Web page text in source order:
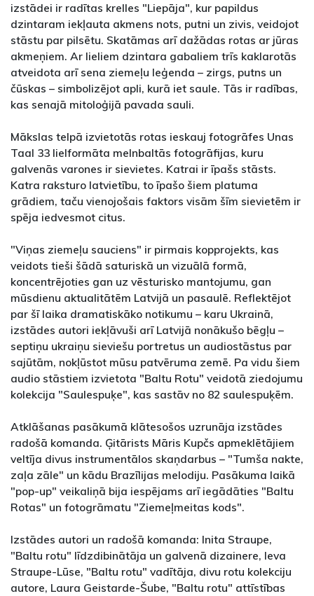
izstādei ir radītas krelles "Liepāja", kur papildus
dzintaram iekļauta akmens nots, putni un zivis, veidojot
stāstu par pilsētu. Skatāmas arī dažādas rotas ar jūras
akmeņiem. Ar lieliem dzintara gabaliem trīs kaklarotās
atveidota arī sena ziemeļu leģenda – zirgs, putns un
čūskas – simbolizējot apli, kurā iet saule. Tās ir radības,
kas senajā mitoloģijā pavada sauli.
Mākslas telpā izvietotās rotas ieskauj fotogrāfes Unas
Taal 33 lielformāta melnbaltās fotogrāfijas, kuru
galvenās varones ir sievietes. Katrai ir īpašs stāsts.
Katra raksturo latvietību, to īpašo šiem platuma
grādiem, taču vienojošais faktors visām šīm sievietēm ir
spēja iedvesmot citus.
"Viņas ziemeļu sauciens" ir pirmais kopprojekts, kas
veidots tieši šādā saturiskā un vizuālā formā,
koncentrējoties gan uz vēsturisko mantojumu, gan
mūsdienu aktualitātēm Latvijā un pasaulē. Reflektējot
par šī laika dramatiskāko notikumu – karu Ukrainā,
izstādes autori iekļāvuši arī Latvijā nonākušo bēgļu –
septiņu ukraiņu sieviešu portretus un audiostāstus par
sajūtām, nokļūstot mūsu patvēruma zemē. Pa vidu šiem
audio stāstiem izvietota "Baltu Rotu" veidotā ziedojumu
kolekcija "Saulespuķe", kas sastāv no 82 saulespuķēm.
Atklāšanas pasākumā klātesošos uzrunāja izstādes
radošā komanda. Ģitārists Māris Kupčs apmeklētājiem
veltīja divus instrumentālos skaņdarbus – "Tumša nakte,
zaļa zāle" un kādu Brazīlijas melodiju. Pasākuma laikā
"pop-up" veikaliņā bija iespējams arī iegādāties "Baltu
Rotas" un fotogrāmatu "Ziemeļmeitas kods".
Izstādes autori un radošā komanda: Inita Straupe,
"Baltu rotu" līdzdibinātāja un galvenā dizainere, Ieva
Straupe-Lūse, "Baltu rotu" vadītāja, divu rotu kolekciju
autore, Laura Geistarde-Šube, "Baltu rotu" attīstības